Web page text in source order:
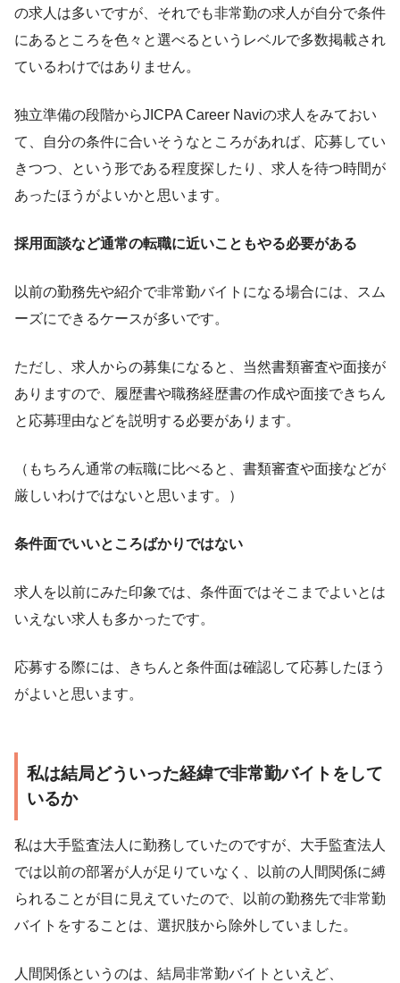
の求人は多いですが、それでも非常勤の求人が自分で条件
にあるところを色々と選べるというレベルで多数掲載され
ているわけではありません。
独立準備の段階からJICPA Career Naviの求人をみておい
て、自分の条件に合いそうなところがあれば、応募してい
きつつ、という形である程度探したり、求人を待つ時間が
あったほうがよいかと思います。
採用面談など通常の転職に近いこともやる必要がある
以前の勤務先や紹介で非常勤バイトになる場合には、スム
ーズにできるケースが多いです。
ただし、求人からの募集になると、当然書類審査や面接が
ありますので、履歴書や職務経歴書の作成や面接できちん
と応募理由などを説明する必要があります。
（もちろん通常の転職に比べると、書類審査や面接などが
厳しいわけではないと思います。）
条件面でいいところばかりではない
求人を以前にみた印象では、条件面ではそこまでよいとは
いえない求人も多かったです。
応募する際には、きちんと条件面は確認して応募したほう
がよいと思います。
私は結局どういった経緯で非常勤バイトをして
いるか
私は大手監査法人に勤務していたのですが、大手監査法人
では以前の部署が人が足りていなく、以前の人間関係に縛
られることが目に見えていたので、以前の勤務先で非常勤
バイトをすることは、選択肢から除外していました。
人間関係というのは、結局非常勤バイトといえど、